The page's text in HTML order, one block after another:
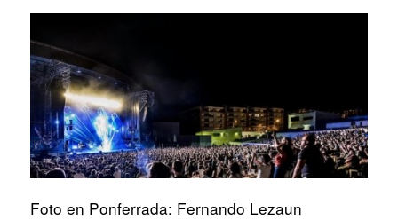
Foto en Ponferrada: Fernando Lezaun